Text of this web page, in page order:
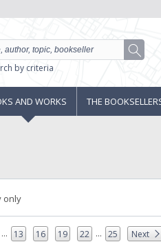
by criteria
AND WORKS THE
only
... 13 16 19 22 ... 25 Next